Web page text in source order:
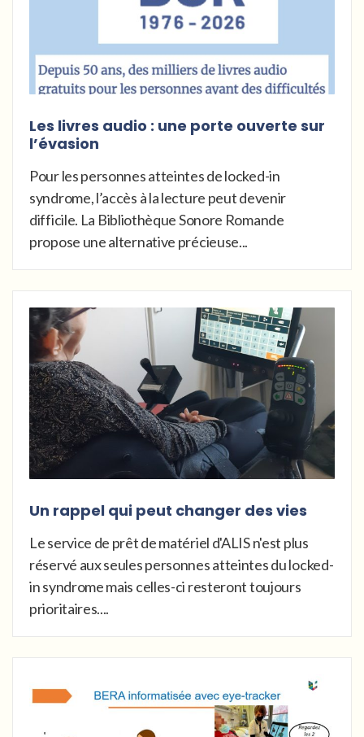
Les livres audio : une porte ouverte sur
l’évasion
Pour les personnes atteintes de locked-in
syndrome, l’accès à la lecture peut devenir
difficile. La Bibliothèque Sonore Romande
propose une alternative précieuse...
Un rappel qui peut changer des vies
Le service de prêt de matériel d'ALIS n'est plus
réservé aux seules personnes atteintes du locked-
in syndrome mais celles-ci resteront toujours
prioritaires....